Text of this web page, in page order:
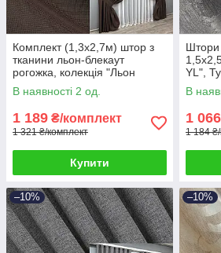
Комплект (1,3х2,7м) штор з
тканини льон-блекаут
рогожка, колекція "Льон
Мішковина". Колір венге. Код
291ш 39-074
В наявності 2 од.
1 189 ₴/комплект
1 321 ₴/комплект
Купити
Штори
YL",
Код
В
1 066
1 184
–10% –10%